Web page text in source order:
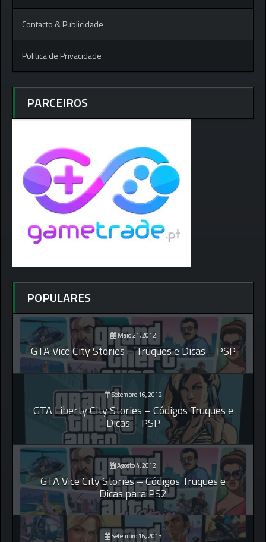
Contacto & Publicidade
Politica de Privacidade
PARCEIROS
POPULARES
Maio 21, 2012
GTA Vice City Stories – Truques e Dicas – PSP
Setembro 16, 2012
GTA Liberty City Stories – Códigos Truques e
Dicas – PSP
Agosto 4, 2012
GTA Vice City Stories – Códigos Truques e
Dicas para PS2
Setembro 16, 2013